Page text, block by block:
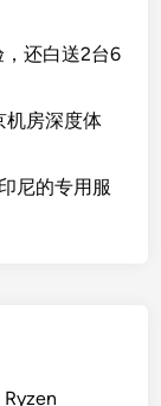
还白送2台6
机房深度体
尼的专用服